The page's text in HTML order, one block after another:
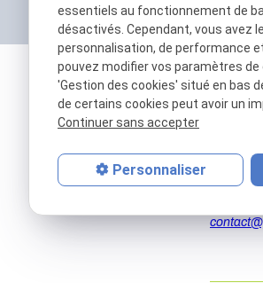
essentiels au fonctionnement de
désactivés. Cependant, vous avez
personnalisation, de performance
pouvez modifier vos paramètres
'Gestion des cookies' situé en bas
de certains cookies peut avoir un
Continuer sans accepter
Personnaliser